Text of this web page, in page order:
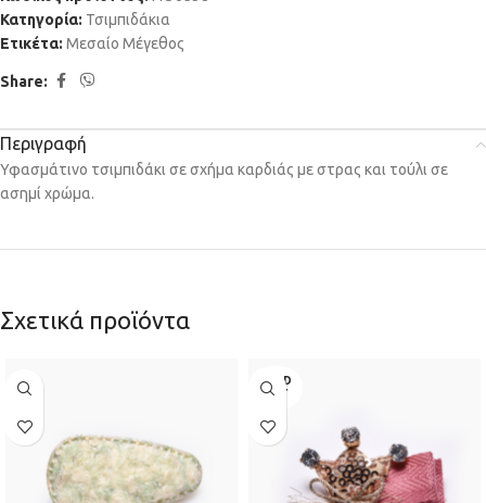
Κατηγορία: Τσιμπιδάκια
Ετικέτα: Μεσαίο Μέγεθος
Share:
Περιγραφή
Υφασμάτινο τσιμπιδάκι σε σχήμα καρδιάς με στρας και τούλι σε
ασημί χρώμα.
Σχετικά προϊόντα
SOLD
OUT